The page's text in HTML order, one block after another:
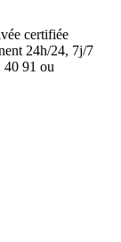
certifiée
24h/24, 7j/7
40 91 ou